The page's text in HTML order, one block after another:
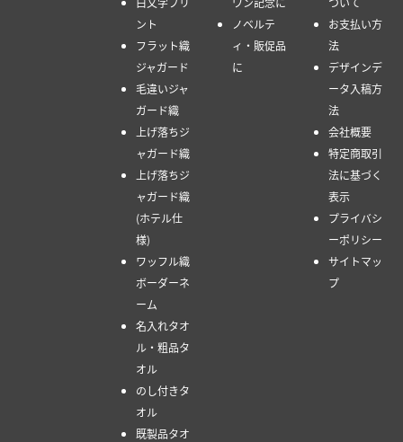
ント
フラット織
ジャガード
毛違いジャ
ガード織
上げ落ちジ
ャガード織
上げ落ちジ
ャガード織
(ホテル仕
様)
ワッフル織
ボーダーネ
ーム
名入れタオ
ル・粗品タ
オル
のし付きタ
オル
既製品タオ
ノベルテ
ィ・販促品
に
お支払い方
法
デザインデ
ータ入稿方
法
会社概要
特定商取引
法に基づく
表示
プライバシ
ーポリシー
サイトマッ
プ